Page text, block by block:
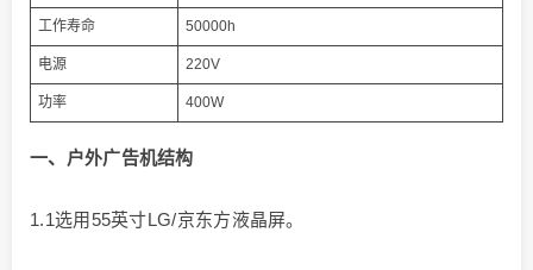
工作寿命 50000h
电源 220V
功率 400W
一、户外广告机结构
1.1选用55英寸LG/京东方液晶屏。